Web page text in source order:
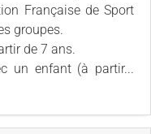
Française de Sport
groupes.
de 7 ans.
un enfant (à partir...